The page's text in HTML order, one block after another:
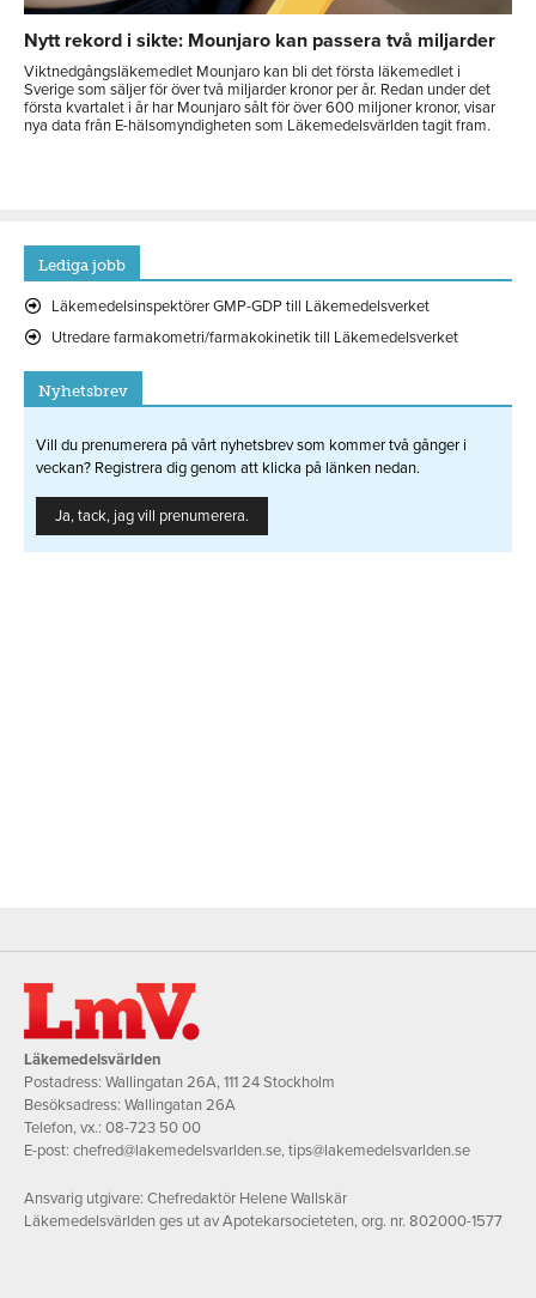
Nytt rekord i sikte: Mounjaro kan passera två miljarder
Viktnedgångsläkemedlet Mounjaro kan bli det första läkemedlet i
Sverige som säljer för över två miljarder kronor per år. Redan under det
första kvartalet i år har Mounjaro sålt för över 600 miljoner kronor, visar
nya data från E-hälsomyndigheten som Läkemedelsvärlden tagit fram.
Lediga jobb
Läkemedelsinspektörer GMP-GDP till Läkemedelsverket
Utredare farmakometri/farmakokinetik till Läkemedelsverket
Nyhetsbrev
Vill du prenumerera på vårt nyhetsbrev som kommer två gånger i
veckan? Registrera dig genom att klicka på länken nedan.
Ja, tack, jag vill prenumerera.
Läkemedelsvärlden
Postadress: Wallingatan 26A, 111 24 Stockholm
Besöksadress: Wallingatan 26A
Telefon, vx.: 08-723 50 00
E-post: chefred@lakemedelsvarlden.se,tips@lakemedelsvarlden.se
Ansvarig utgivare: Chefredaktör Helene Wallskär
Läkemedelsvärlden ges ut av Apotekarsocieteten, org. nr. 802000-1577